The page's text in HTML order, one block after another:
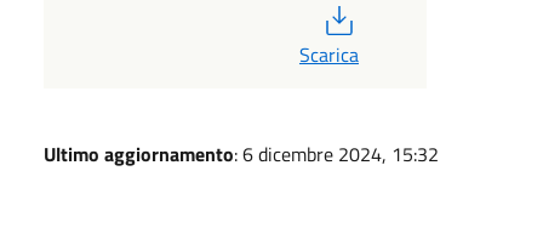
Scarica
Ultimo aggiornamento: 6 dicembre 2024, 15:32